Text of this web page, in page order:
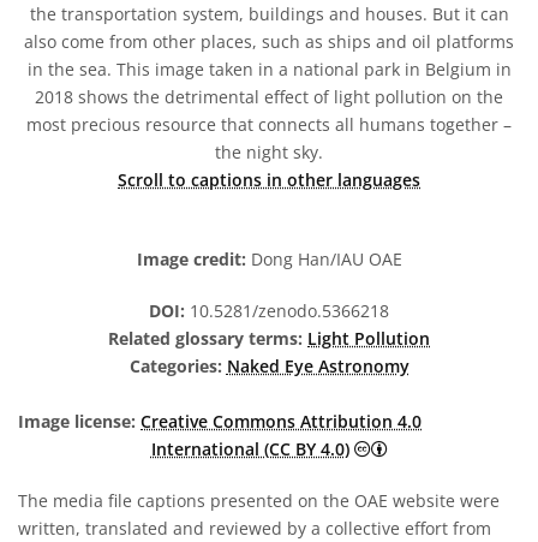
the transportation system, buildings and houses. But it can
also come from other places, such as ships and oil platforms
in the sea. This image taken in a national park in Belgium in
2018 shows the detrimental effect of light pollution on the
most precious resource that connects all humans together –
the night sky.
Scroll to captions in other languages
Image credit: Dong Han/IAU OAE
DOI: 10.5281/zenodo.5366218
Related glossary terms: Light Pollution
Categories: Naked Eye Astronomy
Image license: Creative Commons Attribution 4.0
International (CC BY 4.0)
Creative
The media file captions presented on the OAE website were
written, translated and reviewed by a collective effort from